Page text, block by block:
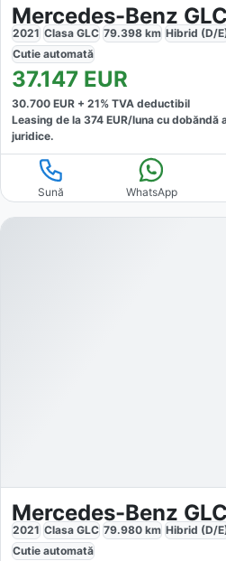
2021 Clasa GLC 79.398 km Hibrid (D/
Cutie automată
37.147 EUR
30.700 EUR + 21% TVA deductibil
Leasing de la 374 EUR/luna cu dobăndă
juridice.
Sună WhatsApp
2021 Clasa GLC 79.980 km Hibrid (D/
Cutie automată